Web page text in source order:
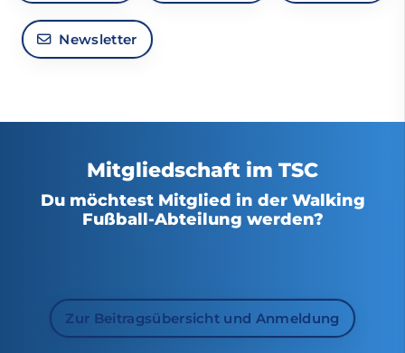
Newsletter
Mitgliedschaft im TSC
Du möchtest Mitglied in der Walking
Fußball-Abteilung werden?
Zur Beitragsübersicht und Anmeldung